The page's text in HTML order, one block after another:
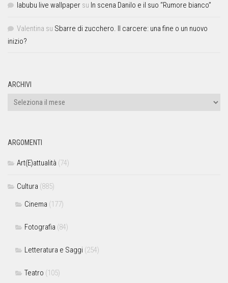
labubu live wallpaper su In scena Danilo e il suo “Rumore bianco”
Valentina su Sbarre di zucchero. Il carcere: una fine o un nuovo
inizio?
ARCHIVI
ARGOMENTI
Art(E)attualità (74)
Cultura (885)
Cinema (177)
Fotografia (84)
Letteratura e Saggi (254)
Teatro (105)